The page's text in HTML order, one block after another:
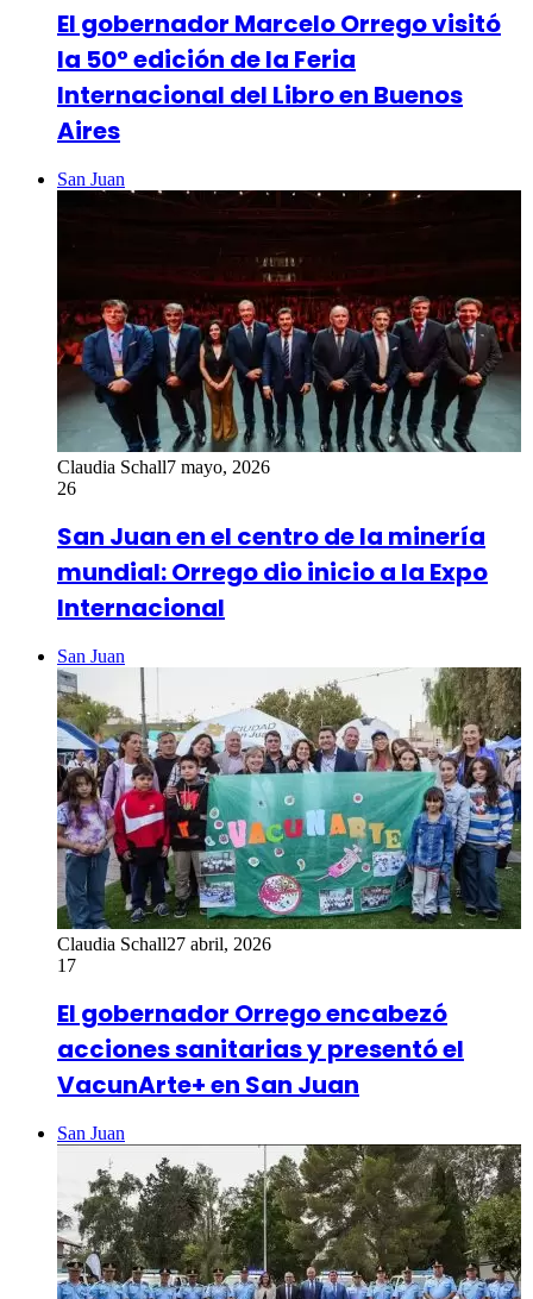
El gobernador Marcelo Orrego visitó
la 50° edición de la Feria
Internacional del Libro en Buenos
Aires
San Juan
Claudia Schall7 mayo, 2026
26
San Juan en el centro de la minería
mundial: Orrego dio inicio a la Expo
Internacional
San Juan
Claudia Schall27 abril, 2026
17
El gobernador Orrego encabezó
acciones sanitarias y presentó el
VacunArte+ en San Juan
San Juan